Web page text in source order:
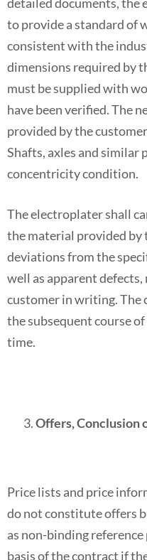
to provide a standard of
consistent with the
dimensions required by
must be supplied with
have been verified. The
provided by the
Shafts, axles and similar
concentricity condition.
The electroplater shall
the material provided by
deviations from the
well as apparent
customer in writing. The
the subsequent course
time.
Offers, Conclusion
Price lists and price
do not constitute offers
as non-binding reference
basis of the contract if